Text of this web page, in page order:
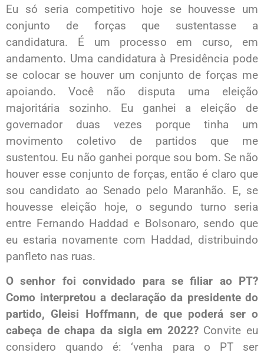
Eu só seria competitivo hoje se houvesse um
conjunto de forças que sustentasse a
candidatura. É um processo em curso, em
andamento. Uma candidatura à Presidência pode
se colocar se houver um conjunto de forças me
apoiando. Você não disputa uma eleição
majoritária sozinho. Eu ganhei a eleição de
governador duas vezes porque tinha um
movimento coletivo de partidos que me
sustentou. Eu não ganhei porque sou bom. Se não
houver esse conjunto de forças, então é claro que
sou candidato ao Senado pelo Maranhão. E, se
houvesse eleição hoje, o segundo turno seria
entre Fernando Haddad e Bolsonaro, sendo que
eu estaria novamente com Haddad, distribuindo
panfleto nas ruas.
O senhor foi convidado para se filiar ao PT?
Como interpretou a declaração da presidente do
partido, Gleisi Hoffmann, de que poderá ser o
cabeça de chapa da sigla em 2022? Convite eu
considero quando é: ‘venha para o PT ser